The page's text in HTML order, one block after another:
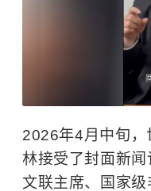
2026年4月中旬，
林接受了封面新
文联主席、国家